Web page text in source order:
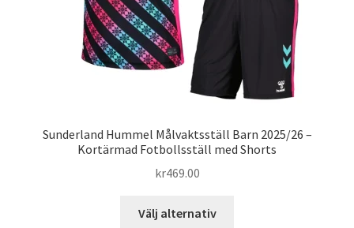
Sunderland Hummel Målvaktsställ Barn 2025/26 –
Kortärmad Fotbollsställ med Shorts
kr469.00
Välj alternativ